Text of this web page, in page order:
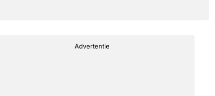
Advertentie